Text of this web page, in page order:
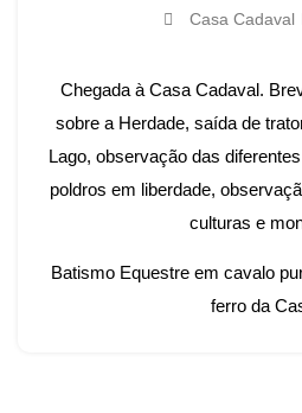
Casa Cadaval
Chegada à Casa Cadaval.
sobre a Herdade, saída de
Lago, observação das
poldros em liberdade,
culturas e
Batismo Equestre em cavalo
ferro da